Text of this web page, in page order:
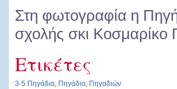
Στη φωτογραφία η
σχολής σκι Κοσμαρίκο
Ετικέτες
3-5 Πηγάδια, Πηγάδια, Πηγαδιών